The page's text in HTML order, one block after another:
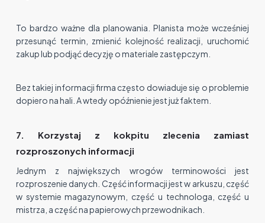
To bardzo ważne dla planowania. Planista może wcześniej
przesunąć termin, zmienić kolejność realizacji, uruchomić
zakup lub podjąć decyzję o materiale zastępczym.
Bez takiej informacji firma często dowiaduje się o problemie
dopiero na hali. A wtedy opóźnienie jest już faktem.
7. Korzystaj z kokpitu zlecenia zamiast
rozproszonych informacji
Jednym z największych wrogów terminowości jest
rozproszenie danych. Część informacji jest w arkuszu, część
w systemie magazynowym, część u technologa, część u
mistrza, a część na papierowych przewodnikach.